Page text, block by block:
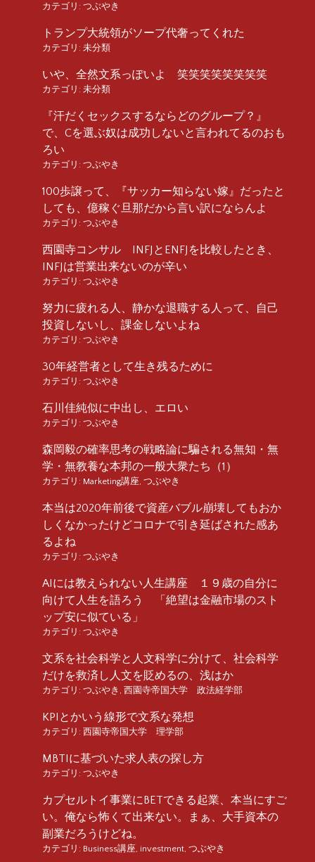
カテゴリ: つぶやき
トランプ大統領がソープ代奢ってくれた
カテゴリ: 未分類
いや、全然文系っぽいよ 笑笑笑笑笑笑笑笑
カテゴリ: 未分類
『汗だくセックスするならどのグループ？』
で、Cを選ぶ奴は成功しないと言われてるのおも
ろい
カテゴリ: つぶやき
100歩譲って、『サッカー知らない嫁』だったと
しても、億稼ぐ旦那だから言い訳にならんよ
カテゴリ: つぶやき
西園寺コンサル INFJとENFJを比較したとき、
INFJは営業出来ないのが辛い
カテゴリ: つぶやき
努力に疲れる人、静かな退職する人って、自己
投資しないし、課金しないよね
カテゴリ: つぶやき
30年経営者として生き残るために
カテゴリ: つぶやき
石川佳純似に中出し、エロい
カテゴリ: つぶやき
森岡毅の確率思考の戦略論に騙される無知・無
学・無教養な本邦の一般大衆たち（1）
カテゴリ: Marketing講座, つぶやき
本当は2020年前後で資産バブル崩壊してもおか
しくなかったけどコロナで引き延ばされた感あ
るよね
カテゴリ: つぶやき
AIには教えられない人生講座 １９歳の自分に
向けて人生を語ろう 「絶望は金融市場のスト
ップ安に似ている」
カテゴリ: つぶやき
文系を社会科学と人文科学に分けて、社会科学
だけを救済し人文を貶めるの、浅はか
カテゴリ: つぶやき , 西園寺帝国大学 政法経学部
KPIとかいう線形で文系な発想
カテゴリ: 西園寺帝国大学 理学部
MBTIに基づいた求人表の探し方
カテゴリ: つぶやき
カプセルトイ事業にBETできる起業、本当にすご
い。俺なら怖くて出来ない。まぁ、大手資本の
副業だろうけどね。
カテゴリ: Business講座, investment, つぶやき